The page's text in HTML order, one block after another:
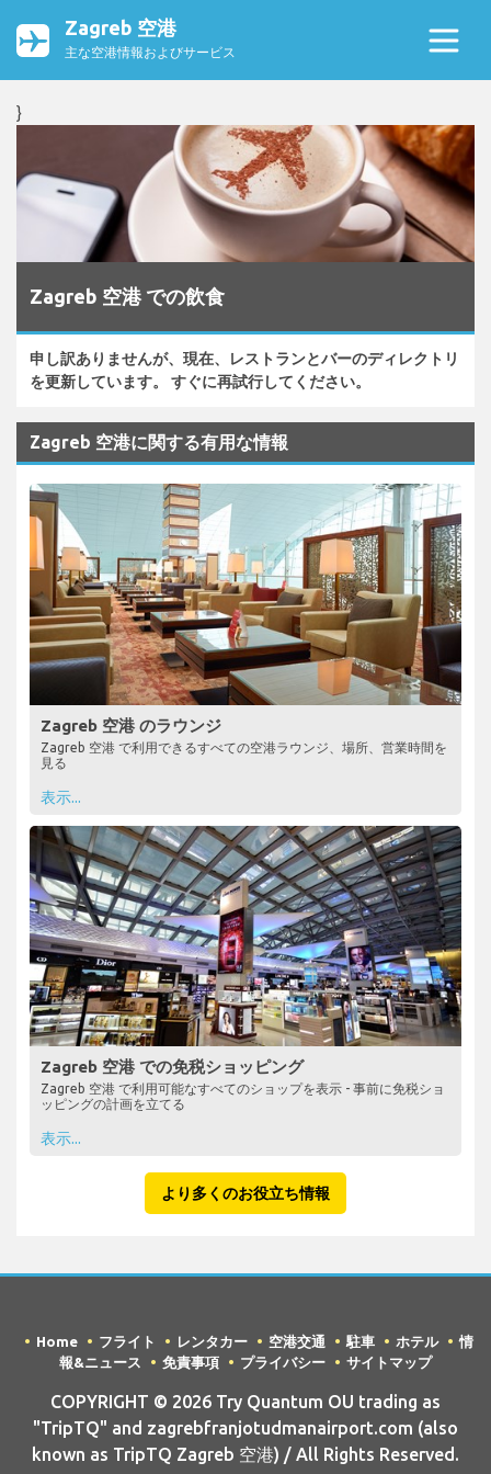
Zagreb 空港
主な空港情報およびサービス
}
Zagreb 空港 での飲食
申し訳ありませんが、現在、レストランとバーのディレクトリ
を更新しています。 すぐに再試行してください。
Zagreb 空港に関する有用な情報
Zagreb 空港 のラウンジ
Zagreb 空港 で利用できるすべての空港ラウンジ、場所、営業時間を
見る
表示...
Zagreb 空港 での免税ショッピング
Zagreb 空港 で利用可能なすべてのショップを表示 - 事前に免税ショ
ッピングの計画を立てる
表示...
より多くのお役立ち情報
Home フライト レンタカー 空港交通 駐車 ホテル
情
報&ニュース
免責事項 プライバシー サイトマップ
COPYRIGHT © 2026 Try Quantum OU trading as
"TripTQ" and zagrebfranjotudmanairport.com (also
known as TripTQ Zagreb 空港) / All Rights Reserved.